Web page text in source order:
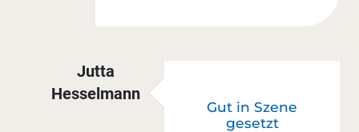
Jutta
Hesselmann
Strandgut...vonGudrun Jensen
Gut in Szene
gesetzt